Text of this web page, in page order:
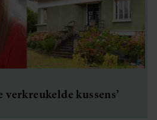
verkreukelde kussens’